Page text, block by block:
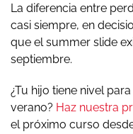
La diferencia entre
casi siempre, en
que el summer slide
septiembre.
¿Tu hijo tiene nivel
verano? Haz nuestra
el próximo curso